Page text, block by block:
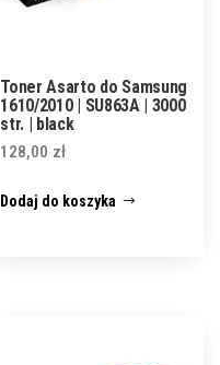
Toner Asarto do Samsung
1610/2010 | SU863A | 3000
str. | black
128,00 zł
Dodaj do koszyka